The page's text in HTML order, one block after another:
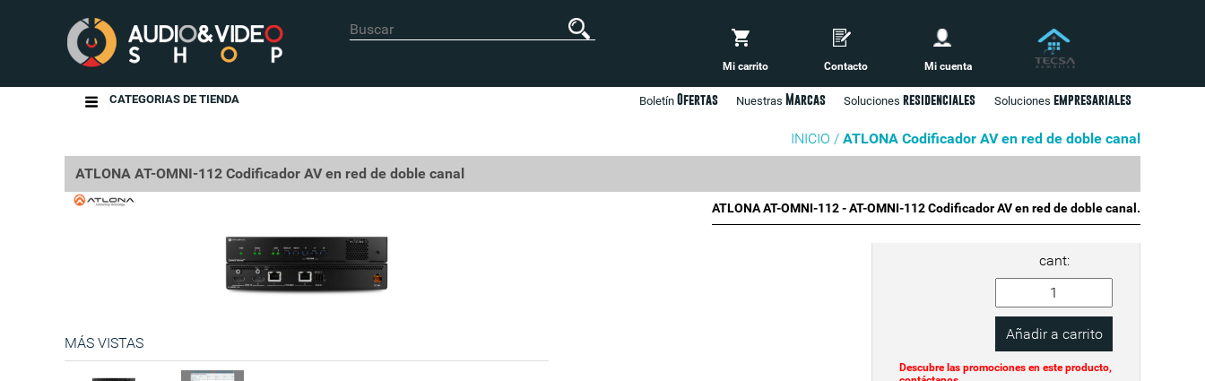
Mi carrito Contacto Mi cuenta
Soluciones empresariales
Soluciones residenciales
Nuestras Marcas
Boletín Ofertas
CATEGORIAS DE TIENDA
INICIO / ATLONA Codificador AV en red de doble canal
ATLONA AT-OMNI-112 Codificador AV en red de doble canal
MÁS VISTAS
ATLONA AT-OMNI-112 - AT-OMNI-112 Codificador AV en red de doble canal.
cant:
Descubre las promociones en este producto,